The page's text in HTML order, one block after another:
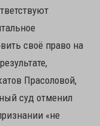
своё право на
Прасоловой,
суд отменил
«не